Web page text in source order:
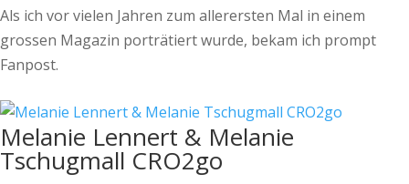
Als ich vor vielen Jahren zum allerersten Mal in einem
grossen Magazin porträtiert wurde, bekam ich prompt
Fanpost.
Melanie Lennert & Melanie
Tschugmall CRO2go